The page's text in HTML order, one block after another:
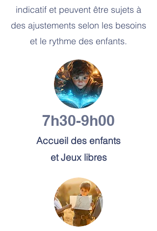
indicatif et peuvent être sujets à
des ajustements selon les besoins
et le rythme des enfants.
7h30-9h00
Accueil des enfants
et Jeux libres